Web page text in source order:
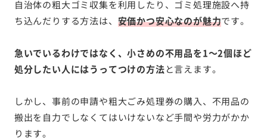
自治体の粗大ゴミ収集を利用したり、ゴミ処理施設へ持
ち込んだりする方法は、 安価かつ安心なのが魅力です。
急いでいるわけではなく、小さめの不用品を1～2個ほど
処分したい人にはうってつけの方法と言えます。
しかし、事前の申請や粗大ごみ処理券の購入、不用品の
搬出を自力でしなくてはいけないなど手間や労力がかか
ります。